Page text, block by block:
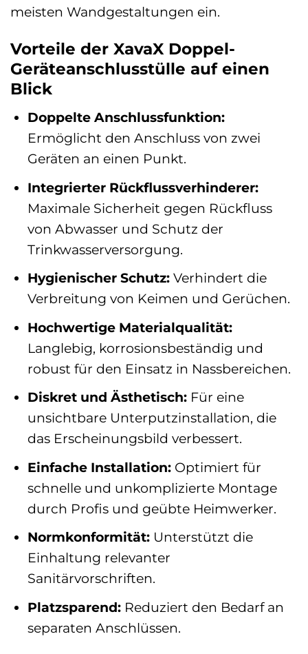
meisten Wandgestaltungen ein.
Vorteile der XavaX Doppel-
Geräteanschlusstülle auf einen
Blick
Doppelte Anschlussfunktion:
Ermöglicht den Anschluss von zwei
Geräten an einen Punkt.
Integrierter Rückflussverhinderer:
Maximale Sicherheit gegen Rückfluss
von Abwasser und Schutz der
Trinkwasserversorgung.
Hygienischer Schutz:Verhindert die
Verbreitung von Keimen und Gerüchen.
Hochwertige Materialqualität:
Langlebig, korrosionsbeständig und
robust für den Einsatz in Nassbereichen.
Diskret und Ästhetisch:Für eine
unsichtbare Unterputzinstallation, die
das Erscheinungsbild verbessert.
Einfache Installation:Optimiert für
schnelle und unkomplizierte Montage
durch Profis und geübte Heimwerker.
Normkonformität:Unterstützt die
Einhaltung relevanter
Sanitärvorschriften.
Platzsparend:Reduziert den Bedarf an
separaten Anschlüssen.